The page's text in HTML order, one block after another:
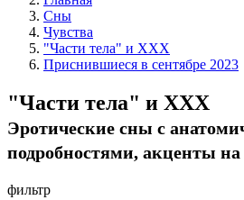
Сны
Чувства
"Части тела" и XXX
Приснившиеся в сентябре 2023
"Части тела" и XXX
Эротические сны c
подробностями, акценты на
фильтр